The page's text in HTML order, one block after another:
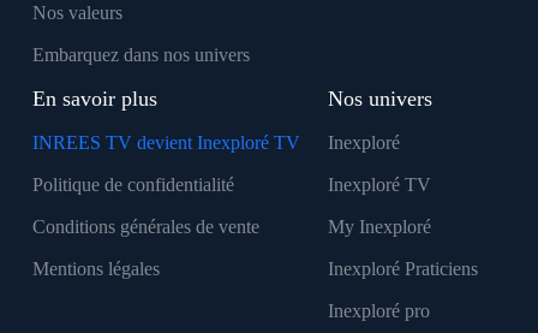
Nos valeurs
Embarquez dans nos univers
En savoir plus
INREES TV devient Inexploré TV
Politique de confidentialité
Conditions générales de vente
Mentions légales
Nos univers
Inexploré
Inexploré TV
My Inexploré
Inexploré Praticiens
Inexploré pro